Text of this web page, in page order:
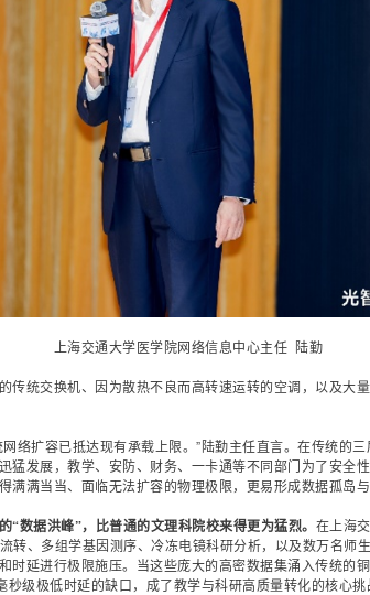
上海交通大学医学院网络信息中心主任 陆勤
传统交换机、因为散热不良而高转速运转的空调，以及大
络扩容已抵达现有承载上限。”陆勤主任直言。在传统的三
猛发展，教学、安防、财务、一卡通等不同部门为了安全
满满当当、面临无法扩容的物理极限，更易形成数据孤岛与
数据洪峰”，比普通的文理科院校来得更为猛烈。 在上海
转、多组学基因测序、冷冻电镜科研分析，以及数万名师
时延进行极限施压。当这些庞大的高密数据集涌入传统的
秒级极低时延的缺口，成了教学与科研高质量转化的核心挑